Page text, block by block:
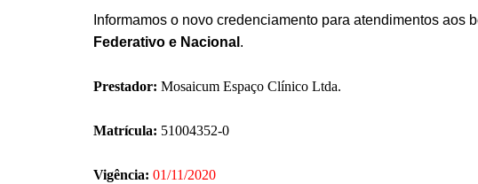
Informamos o novo credenciamento para atendimentos aos
Federativo e Nacional .
Prestador: Mosaicum Espaço Clínico Ltda.
Matrícula: 51004352-0
Vigência: 01/11/2020